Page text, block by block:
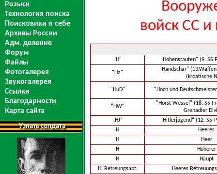
Розыск
Технология поиска
Поисковики о себе
Архивы России
Адм. деление
Форум
Файлы
Фотогалерея
Звукогалерея
Ссылки
Благодарности
Карта сайта
Узнать солдата
войск СС и
"H" "Hohenstaufen" (9. SS
"Ha"
"Handschar" (13.Waffen
(kroatische
"HuD" "Hoch und
"HW"
"Horst Wessel" (18. SS
Grenadier
„HJ“
„Hitlerjugend“ (12. SS-
H
Heeres
H
Heer
H
Höherer
H
Haupt
H. Betreungsabt.
Heeres